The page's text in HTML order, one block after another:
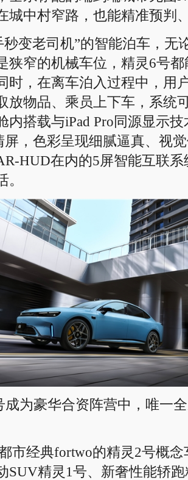
城中村窄路，也能精准预判
秒变老司机”的智能泊车，无
狭窄的机械车位，精灵6号
时，在离车泊入过程中，用
放物品、乘员上下车，系统
内搭载与iPad Pro同源显示
屏，色彩呈现细腻逼真、视
HUD在内的5屏智能互联
。
成为豪华合资阵营中，唯一
市经典fortwo的精灵2号概
SUV精灵1号、新奢性能轿